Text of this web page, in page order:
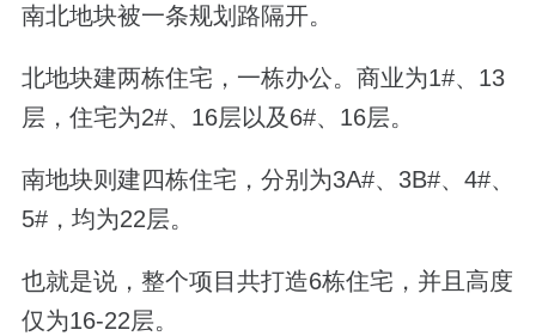
南北地块被一条规划路隔开。
北地块建两栋住宅，一栋办公。商业为1#、 13
层，住宅为2#、 16层以及 6#、 16层。
南地块则建四栋住宅，分别为3A#、 3B#、 4#、
5#，均为22层。
也就是说， 整个项目共打造6栋住宅，并且高度
仅为16-22层。